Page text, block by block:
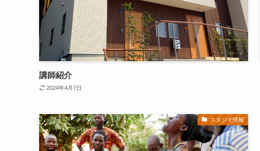
講師紹介
2024年4月7日
スタジオ情報